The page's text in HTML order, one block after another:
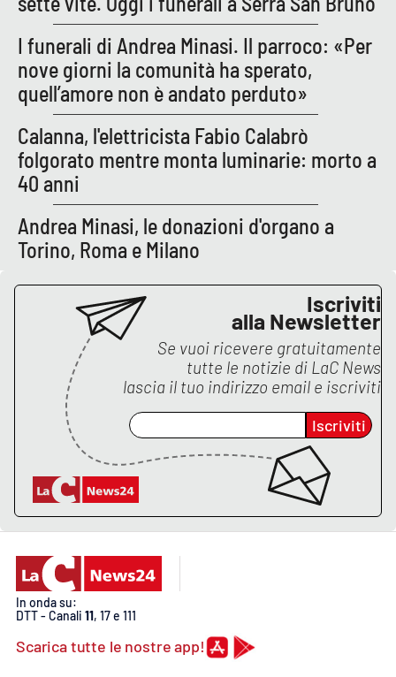
Lacitymag.it
Lacapitalenews.it
Ilreggino.it
Cosenzachannel.it
Ilvibonese.it
Catanzarochannel.it
Android
Apple
I funerali di Andrea Minasi. Il parroco: «Per
nove giorni la comunità ha sperato,
quell’amore non è andato perduto»
Calanna, l'elettricista Fabio Calabrò
folgorato mentre monta luminarie: morto a
40 anni
Andrea Minasi, le donazioni d'organo a
Torino, Roma e Milano
Iscriviti
alla Newsletter
Se vuoi ricevere gratuitamente
tutte le notizie di LaC News
lascia il tuo indirizzo email e iscriviti
Iscriviti
In onda su:
DTT - Canali 11, 17 e 111
Scarica tutte le nostre app!